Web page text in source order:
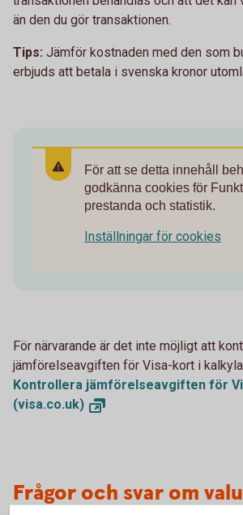
än den du gör transaktionen.
Tips: Jämför kostnaden med den som
erbjuds att betala i svenska kronor
För att se detta innehåll
godkänna cookies för
prestanda och statistik.
Inställningar för cookies
För närvarande är det inte möjligt att
jämförelseavgiften för Visa-kort i
Kontrollera jämförelseavgiften för
(visa.co.uk)
Frågor och svar om